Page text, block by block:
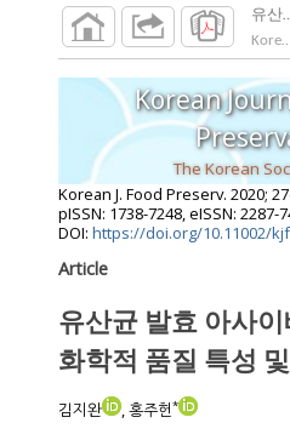
유산
Korean
The Korean
Korean J. Food Preserv. 2020; 27
pISSN: 1738-7248, eISSN: 2287-
DOI: https://doi.org/10.11002/
Article
유산균 발효 아사이
화학적 품질 특성
김지완 , 홍주헌*